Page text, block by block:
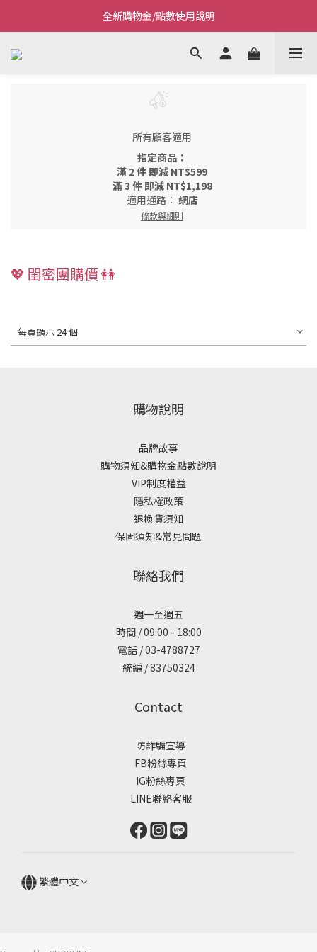
Welcome~私藏生活~
全新購物金/點數使用說明
Welcome~私藏生活~
所有顧客適用
指定商品：
滿 2 件 即減 NT$599
滿 3 件 即減 NT$1,198
適用通路： 網店
條款與細則
💖 閨密團購價 👭
每頁顯示 24 個
購物說明
品牌故事
購物須知&購物金點數說明
VIP制度權益
隱私權政策
退換貨須知
保固須知&常見問題
聯絡我們
週一至週五
時間 / 09:00 - 18:00
電話 / 03-4788727
統編 / 83750324
Contact
防詐騙宣導
FB粉絲專頁
IG粉絲專頁
LINE聯絡客服
繁體中文